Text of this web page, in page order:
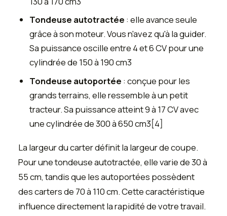
Tondeuse autotractée : elle avance seule
grâce à son moteur. Vous n'avez qu'à la guider.
Sa puissance oscille entre 4 et 6 CV pour une
cylindrée de 150 à 190 cm3
Tondeuse autoportée : conçue pour les
grands terrains, elle ressemble à un petit
tracteur. Sa puissance atteint 9 à 17 CV avec
une cylindrée de 300 à 650 cm3[4]
La largeur du carter définit la largeur de coupe.
Pour une tondeuse autotractée, elle varie de 30 à
55 cm, tandis que les autoportées possèdent
des carters de 70 à 110 cm. Cette caractéristique
influence directement la rapidité de votre travail.